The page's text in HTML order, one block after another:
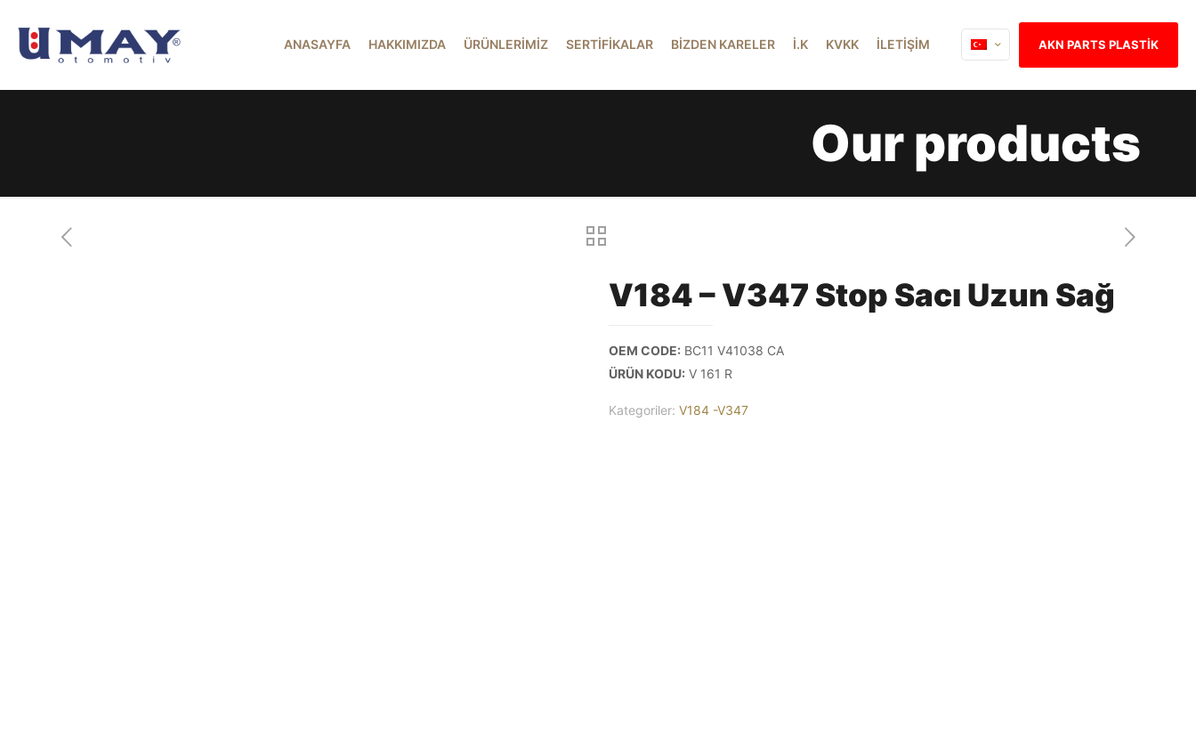
ANASAYFA HAKKIMIZDA ÜRÜNLERİMİZ SERTİFİKALAR BİZDEN KARELER İ.K KVKK İLETİŞİM AKN PARTS PLASTİK
Our products
V184 – V347 Stop Sacı Uzun Sağ
OEM CODE: BC11 V41038 CA
ÜRÜN KODU: V 161 R
Kategoriler: V184 -V347